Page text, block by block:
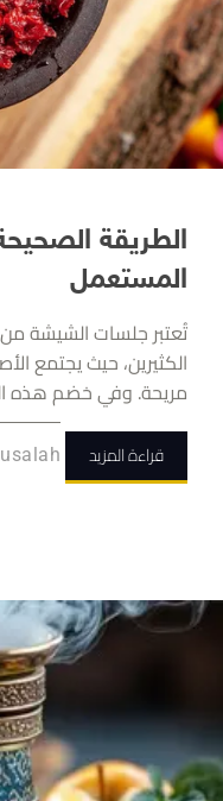
الطريقة الصحيحة
المستعمل
تُعتبر جلسات الشيشة من
الكثيرين، حيث يجتمع
مريحة. وفي خضم هذه
قراءة المزيد Abusalah